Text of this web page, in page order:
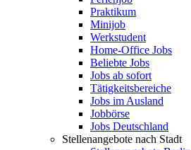
Praktikum
Minijob
Werkstudent
Home-Office Jobs
Beliebte Jobs
Jobs ab sofort
Tätigkeitsbereiche
Jobs im Ausland
Jobbörse
Jobs Deutschland
Stellenangebote nach Stadt